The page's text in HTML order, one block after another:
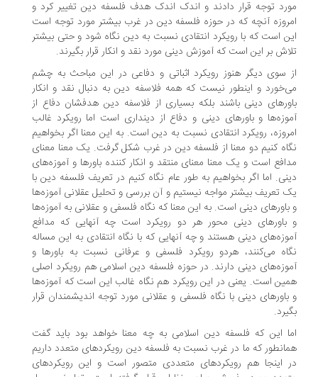
توجه قرار دادند و اندک اندک هدف فلسفه دین تغییر کرد و
آنچه که در حوزه فلسفه دین در غرب بیشتر مورد توجه است
است که با رویکرد انتقادی ‌نسبت به دین نگاه شود و حتی بیشتر
بر این است که آموزش دینی مورد نقد و انکار قرار بگیرند.
سوی دیگر هنوز رویکرد اثباتی و دفاعی در این مباحث به چشم
و اینطور نیست که همه فلاسفه دین به دنبال نقد و انکار
دینی باشند بلکه بسیاری از فلاسفه دین هدفشان دفاع از
و باورهای دینی و دفاع از دینداری است اما رویکرد غالب
رویکرد انتقادی نسبت به دین است. به این معنا اگر بخواهیم
کنیم دو معنا از فلسفه دین در غرب شکل گرفت. یک معنا معنای
است و یک معنا معنای منتقد و انکار کننده باورها و آموزه‌های
اما اگر بخواهیم به طور عام نگاه کنیم در تعریف فلسفه دین با
تعریف بیشتر مواجه نیستیم و آن بررسی و تحلیل عقلانی آموزه‌ها
دینی است. به این معنا که نگاه فلسفی و عقلانی به آموزه‌ها
دینی محور هر دو رویکرد است چه آنهایی که مدافع
دینی هستند و چه آنهایی که با نگاه انتقادی به این مساله
می‌کنند، هردو رویکرد فلسفی و عرفانی نسبت به باورها و
دینی دارند. در حوزه فلسفه دین اسلامی هم رویکرد اصلی
است. یعنی در این رویکرد هم نگاه غالب این است که آموزه‌ها
دینی با نگاه فلسفی و عقلانی مورد توجه اندیشمندان قرار
این که فلسفه دین اسلامی به چه معنا خواهد بود باید گفت
که ما در غرب نسبت به فلسفه دین رویکردهای متعدد داریم
اینجا هم رویکردهای متعددی متصور است و این رویکردهای